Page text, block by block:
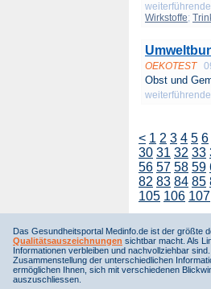
Wirkstoffe;
OEKOTEST
Obst und
< 1 2 3 4 5 6
30 31 32 33
56 57 58 59
82 83 84 85
105 106 107
Das Gesundheitsportal Medinfo.de ist der größte
Qualitätsauszeichnungen sichtbar macht. Als
Informationen verbleiben und nachvollziehbar
Zusammenstellung der unterschiedlichen
ermöglichen Ihnen, sich mit verschiedenen
auszuschliessen.